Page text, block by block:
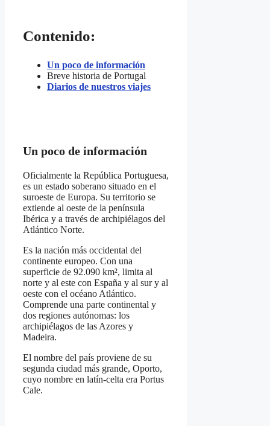
Contenido:
Un poco de información
Breve historia de Portugal
Diarios de nuestros viajes
Un poco de información
Oficialmente la República Portuguesa,
es un estado soberano situado en el
suroeste de Europa. Su territorio se
extiende al oeste de la península
Ibérica y a través de archipiélagos del
Atlántico Norte.
Es la nación más occidental del
continente europeo. Con una
superficie de 92.090 km², limita al
norte y al este con España y al sur y al
oeste con el océano Atlántico.
Comprende una parte continental y
dos regiones autónomas: los
archipiélagos de las Azores y
Madeira.
El nombre del país proviene de su
segunda ciudad más grande, Oporto,
cuyo nombre en latín-celta era Portus
Cale.